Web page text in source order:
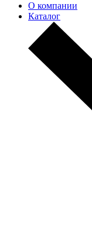
О компании
Каталог